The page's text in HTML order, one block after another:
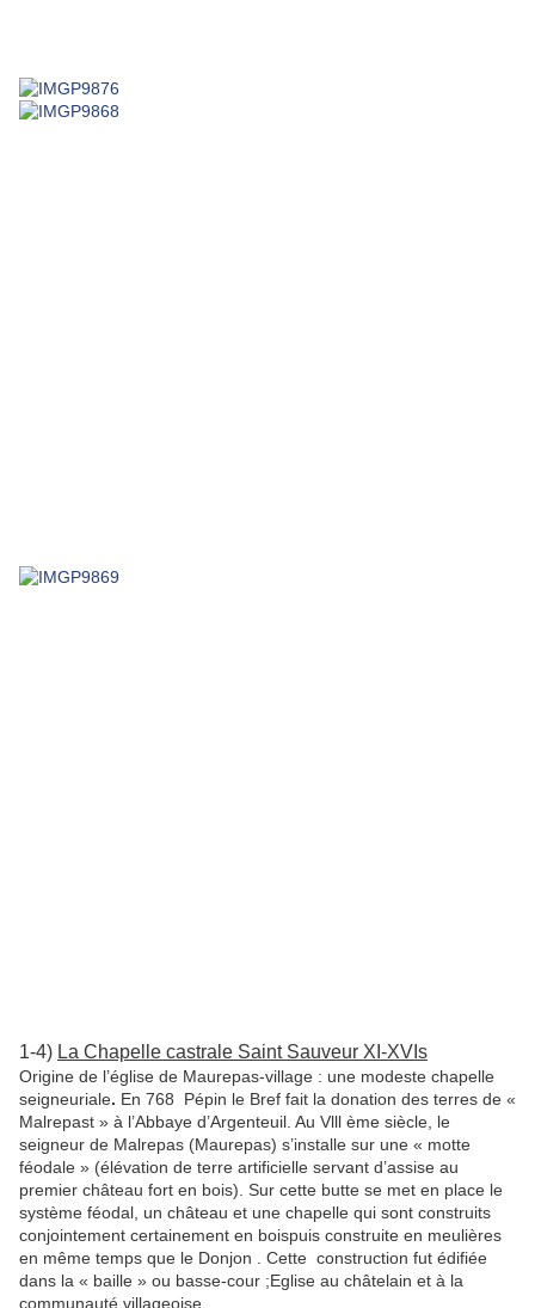
1-4) La Chapelle castrale Saint Sauveur XI-XVIs
Origine de l’église de Maurepas-village : une modeste chapelle
seigneuriale. En 768 Pépin le Bref fait la donation des terres de «
Malrepast » à l’Abbaye d’Argenteuil. Au Vlll ème siècle, le
seigneur de Malrepas (Maurepas) s’installe sur une « motte
féodale » (élévation de terre artificielle servant d’assise au
premier château fort en bois). Sur cette butte se met en place le
système féodal, un château et une chapelle qui sont construits
conjointement certainement en boispuis construite en meulières
en même temps que le Donjon . Cette construction fut édifiée
dans la « baille » ou basse-cour ;Eglise au châtelain et à la
communauté villageoise.